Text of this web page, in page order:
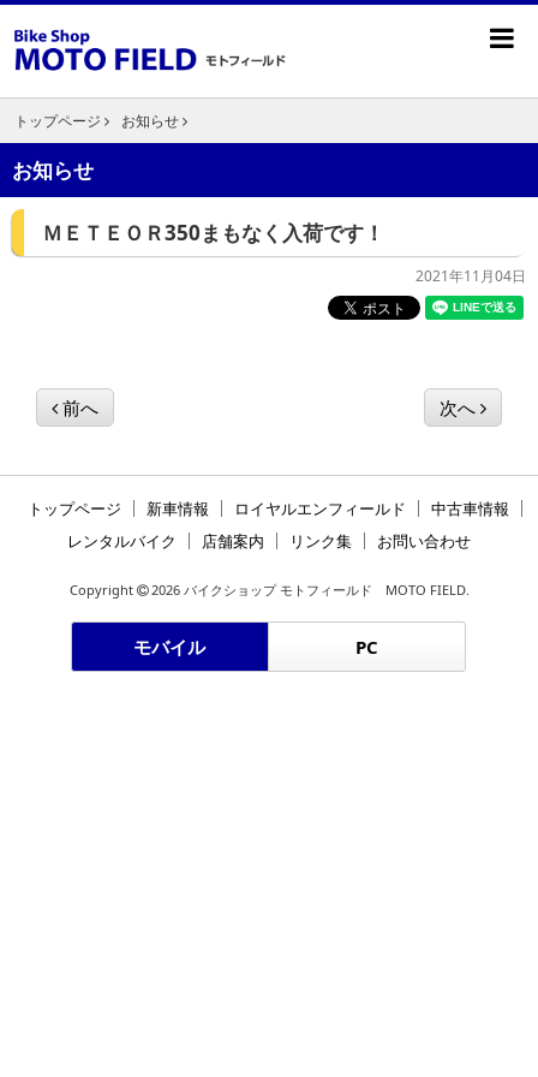
トップページ お知らせ
お知らせ
ＭＥＴＥＯＲ350まもなく入荷です！
2021年11月04日
前へ 次へ
トップページ 新車情報 ロイヤルエンフィールド
中古車情報
レンタルバイク
店舗案内 リンク集 お問い合わせ
Copyright 2026 バイクショップ モトフィールド MOTO FIELD.
モバイル PC